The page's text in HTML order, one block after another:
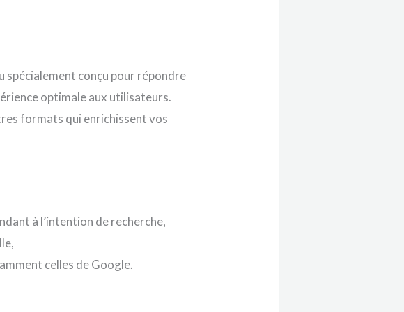
spécialement conçu pour répondre
optimale aux utilisateurs.
formats qui enrichissent vos
à l’intention de recherche,
celles de Google.